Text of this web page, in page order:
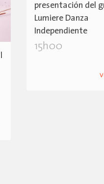
presentación del
Lumiere Danza
Independiente
15h00